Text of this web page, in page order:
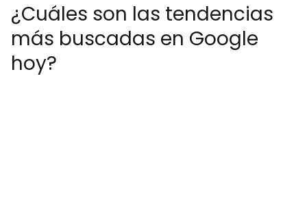
¿Cuáles son las tendencias
más buscadas en Google
hoy?